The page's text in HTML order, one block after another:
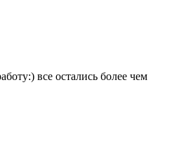
все остались более чем